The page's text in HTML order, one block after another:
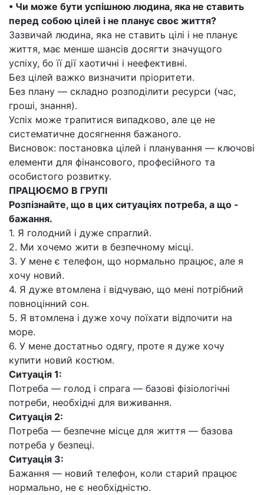
• Чи може бути успішною людина, яка не ставить
перед собою цілей і не планує своє життя?
Зазвичай людина, яка не ставить цілі і не планує
життя, має менше шансів досягти значущого
успіху, бо її дії хаотичні і неефективні.
Без цілей важко визначити пріоритети.
Без плану — складно розподілити ресурси (час,
гроші, знання).
Успіх може трапитися випадково, але це не
систематичне досягнення бажаного.
Висновок: постановка цілей і планування — ключові
елементи для фінансового, професійного та
особистого розвитку.
ПРАЦЮЄМО В ГРУПІ
Розпізнайте, що в цих ситуаціях потреба, а що -
бажання.
1. Я голодний і дуже спраглий.
2. Ми хочемо жити в безпечному місці.
3. У мене є телефон, що нормально працює, але я
хочу новий.
4. Я дуже втомлена і відчуваю, що мені потрібний
повноцінний сон.
5. Я втомлена і дуже хочу поїхати відпочити на
море.
6. У мене достатньо одягу, проте я дуже хочу
купити новий костюм.
Ситуація 1:
Потреба — голод і спрага — базові фізіологічні
потреби, необхідні для виживання.
Ситуація 2:
Потреба — безпечне місце для життя — базова
потреба у безпеці.
Ситуація 3:
Бажання — новий телефон, коли старий працює
нормально, не є необхідністю.